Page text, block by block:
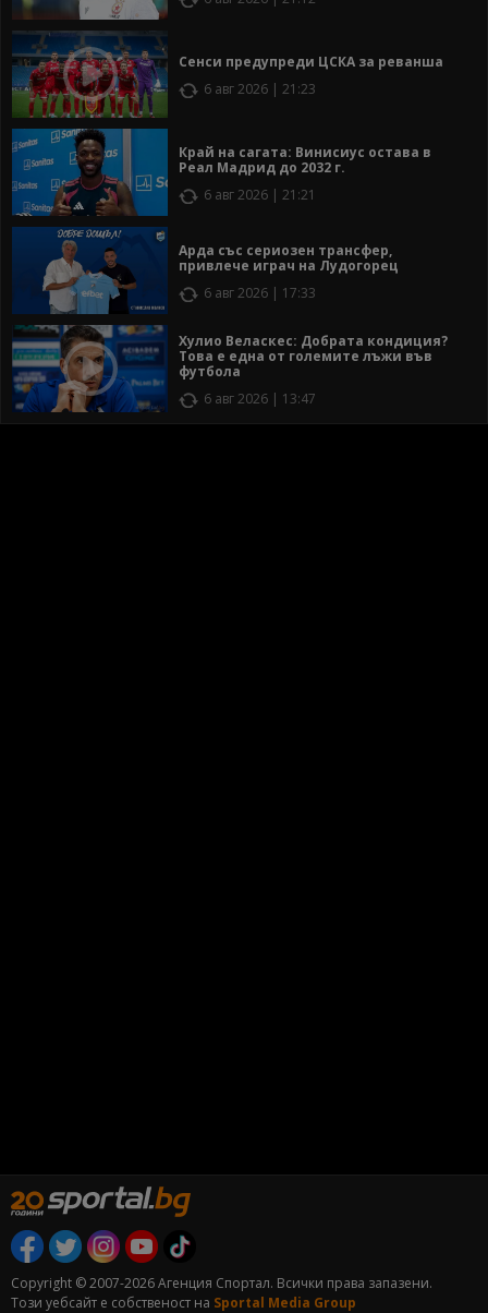
Сенси предупреди ЦСКА за реванша
6 авг 2026 | 21:23
Край на сагата: Винисиус остава в
Реал Мадрид до 2032 г.
6 авг 2026 | 21:21
Арда със сериозен трансфер,
привлече играч на Лудогорец
6 авг 2026 | 17:33
Хулио Веласкес: Добрата кондиция?
Това е една от големите лъжи във
футбола
6 авг 2026 | 13:47
Copyright © 2007-2026 Агенция Спортал. Всички права запазени.
Този уебсайт е собственост на Sportal Media Group